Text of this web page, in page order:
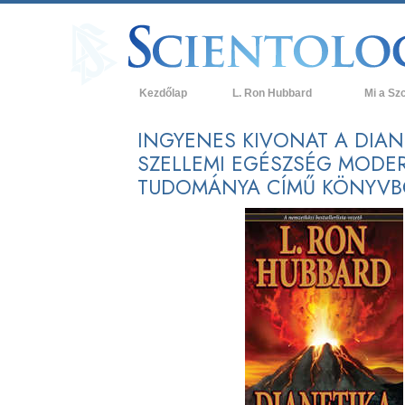
Kezdőlap L. Ron Hubbard Mi a
A
Mit
a
Ismerjen
Látogatás
A
Bevezetés
Szeretet és
Mi a
INGYENES KIVONAT A
SZELLEMI EGÉSZSÉG
TUDOMÁNYA CÍMŰ